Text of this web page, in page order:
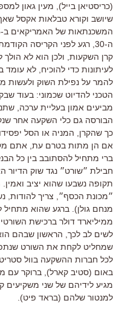
(כריסטיאן בייל), מעין גאון
שיושב וקורא טבלאות אקסל
ה-30, רגע לפני הקריסה
קרן השקעות, ולכן הוא לא הולך
לעיתונות כדי להוכיח, לא עומד
להמר על נפילת השוק ולעשות
הטכני להדיוט שכמוני: בעוד
מביעים אמון בעליית ערכה,
הבורסה גם כלי השקעה אחר
כך שהקרן, המניה או הסל
אם הן מתות בטרם עת, אתם
ברי מתחיל להסתובב בין כל
חבילת ״שורט״ נגד שוק הדיור
תקופה נשבעו שהוא יציב
״מכונת הכסף״, צריך להודות,
מנחם גולן). ברגע שהוא מתחיל
ממיליארד דולר ברכישת
לשים לב לכך, הראשון שבהם הוא
שמחליט לקחת את השורט שנתפר
לכל חברות ההשקעה בוול
באום (סטיב קארל), ברוקר עם
מגיע לידיהם של שני משקיעים
למנטור שלהם (בראד פיט).